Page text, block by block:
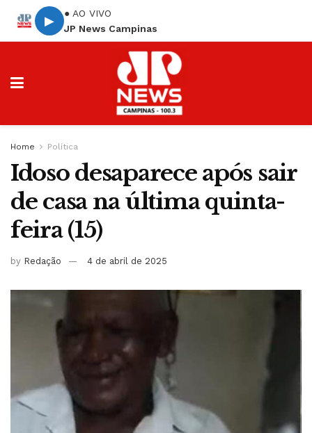
▶
● AO VIVO
JP News Campinas
Home Política
Idoso desaparece após sair
de casa na última quinta-
feira (15)
by Redação 4 de abril de 2025